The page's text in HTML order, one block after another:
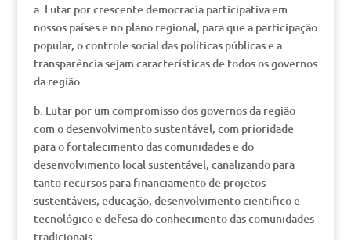
a. Lutar por crescente democracia participativa em
nossos países e no plano regional, para que a participação
popular, o controle social das políticas públicas e a
transparência sejam características de todos os governos
da região.
b. Lutar por um compromisso dos governos da região
com o desenvolvimento sustentável, com prioridade
para o fortalecimento das comunidades e do
desenvolvimento local sustentável, canalizando para
tanto recursos para financiamento de projetos
sustentáveis, educação, desenvolvimento cientifico e
tecnológico e defesa do conhecimento das comunidades
tradicionais.